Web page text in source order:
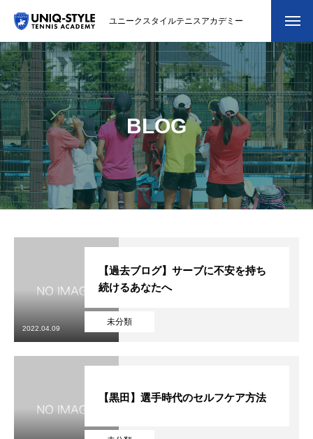
ユニークスタイルテニスアカデミー
初めての方
システム・クラス・料金
スクール紹介・コーチ紹介
大会・イベント
ブログ
会員専用ページ
システム・クラス・料金
BLOG
未分類
【過去ブログ】サーブに不安を持ち
続けるあなたへ
2022.04.09
【黒田】選手時代のセルフケア方法